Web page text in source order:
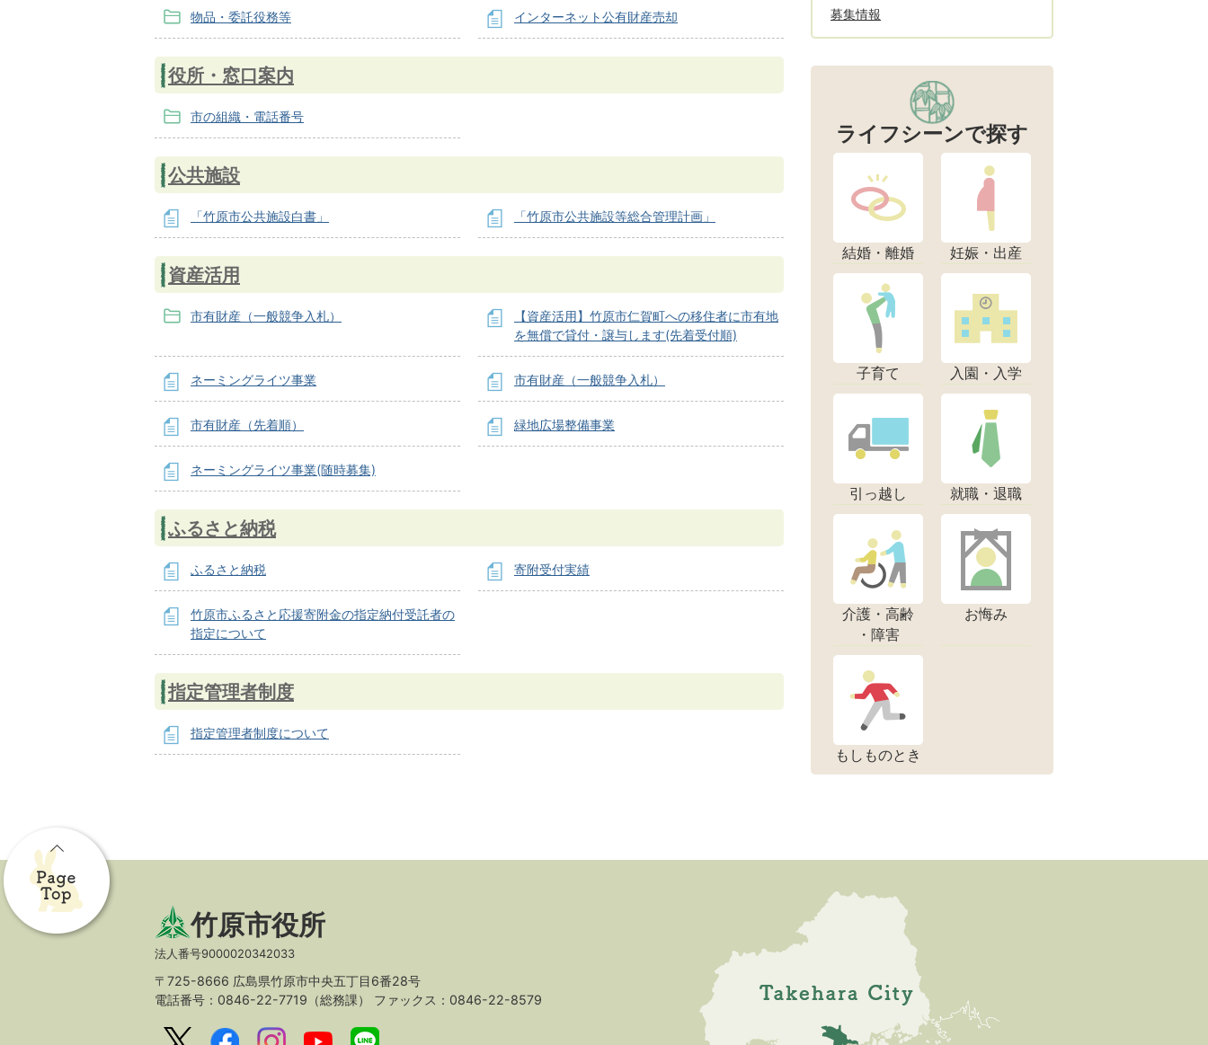
物品・委託役務等 インターネット公有財産売却
役所・窓口案内
市の組織・電話番号
公共施設
「竹原市公共施設白書」 「竹原市公共施設等総合管理計画」
資産活用
市有財産（一般競争入札）
【資産活用】竹原市仁賀町への移住者に市有地
を無償で貸付・譲与します(先着受付順)
ネーミングライツ事業 市有財産（一般競争入札）
市有財産（先着順） 緑地広場整備事業
ネーミングライツ事業(随時募集)
ふるさと納税
ふるさと納税 寄附受付実績
竹原市ふるさと応援寄附金の指定納付受託者の
指定について
指定管理者制度
指定管理者制度について
募集情報
ライフシーンで探す
結婚・離婚 妊娠・出産
子育て 入園・入学
引っ越し 就職・退職
介護・高齢
・障害
お悔み
もしものとき
竹原市役所
法人番号9000020342033
〒725-8666 広島県竹原市中央五丁目6番28号
電話番号：0846-22-7719（総務課） ファックス：0846-22-8579